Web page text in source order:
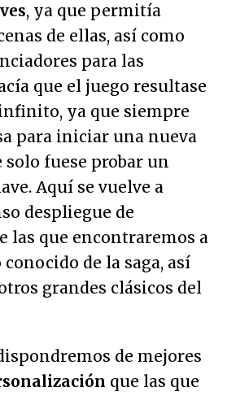
, ya que permitía
de ellas, así como
para las
que el juego resultase
ya que siempre
para iniciar una nueva
solo fuese probar un
Aquí se vuelve a
despliegue de
las que encontraremos a
de la saga, así
grandes clásicos del
de mejores
que las que